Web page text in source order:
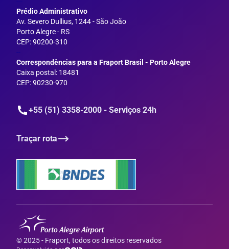
Prédio Administrativo
Av. Severo Dullius, 1244 - São João
Porto Alegre - RS
CEP: 90200-310
--
Correspondências para a Fraport Brasil - Porto Alegre
Caixa postal: 18481
CEP: 90230-970
+55 (51) 3358-2000 - Serviços 24h
Traçar rota
© 2025 - Fraport, todos os direitos reservados